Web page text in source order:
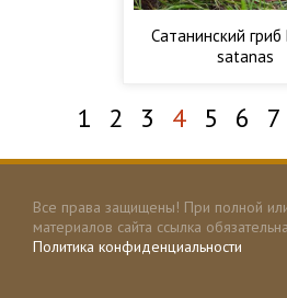
Сатанинский
satanas
1 2 3 4 5 6 7
Все права защищены! При полной
материалов сайта ссылка
Политика конфиденциальности